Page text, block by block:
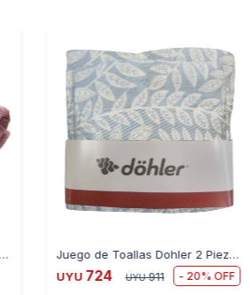
FJ7661 5815975 ROSA FUERTE - ROSA-OSCURO Juego de Toallas Dohler 2 Piezas Prisma Estampada Nature
UYU 724 UYU 911 20